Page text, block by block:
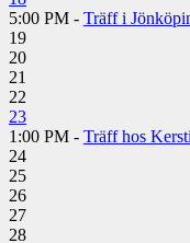
5:00 PM - Träff i
19
20
21
22
23
1:00 PM - Träff hos
24
25
26
27
28